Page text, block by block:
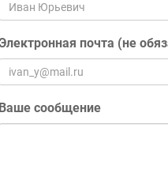
почта (не
Ваше сообщение